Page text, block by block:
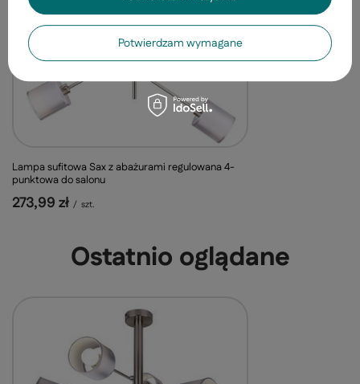
Lampa sufitowa Sax z abażurami regulowana 4-
punktowa do salonu
273,99 zł / szt.
453,99 zł
Ostatnio oglądane
Potwierdzam wymagane